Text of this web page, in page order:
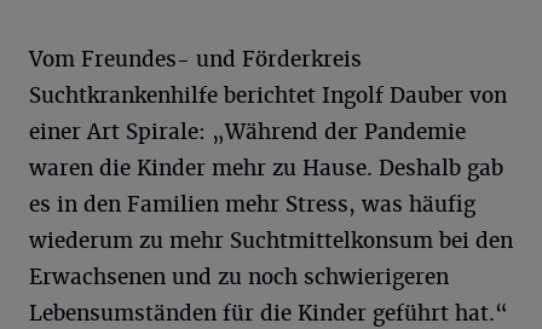
Vom Freundes- und Förderkreis
Suchtkrankenhilfe berichtet Ingolf Dauber von
einer Art Spirale: „Während der Pandemie
waren die Kinder mehr zu Hause. Deshalb gab
es in den Familien mehr Stress, was häufig
wiederum zu mehr Suchtmittelkonsum bei den
Erwachsenen und zu noch schwierigeren
Lebensumständen für die Kinder geführt hat.“